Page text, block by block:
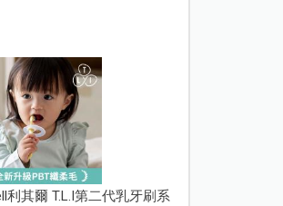
利其爾 T.L.I第二代乳牙刷系